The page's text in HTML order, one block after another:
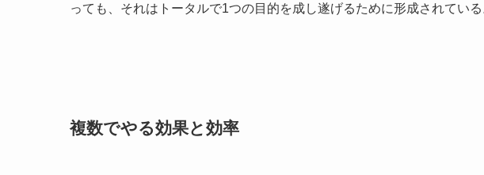
っても、それはトータルで1つの目的を成し遂げるために形成されている
複数でやる効果と効率